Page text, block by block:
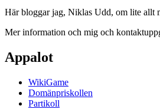
Här bloggar jag, Niklas Udd, om lite allt
Mer information och mig och
Appalot
WikiGame
Domänpriskollen
Partikoll